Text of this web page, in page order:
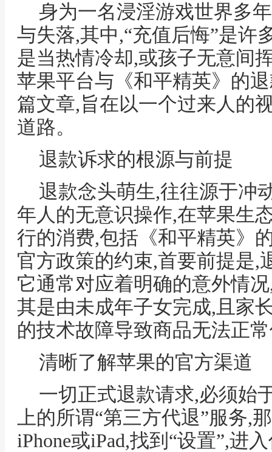
身为一名浸淫游戏世界多
与失落,其中,“充值后悔”是许
是当热情冷却,或孩子无意间
苹果平台与《和平精英》的
篇文章,旨在以一个过来人的
道路。
退款诉求的根源与前提
退款念头萌生,往往源于冲
年人的无意识操作,在苹果生
行的消费,包括《和平精英》
官方政策的约束,首要前提是,
它通常对应着明确的意外情
其是由未成年子女完成,且家
的技术故障导致商品无法正
清晰了解苹果的官方渠道
一切正式退款请求,必须始
上的所谓“第三方代退”服务,
iPhone或iPad,找到“设置”,进